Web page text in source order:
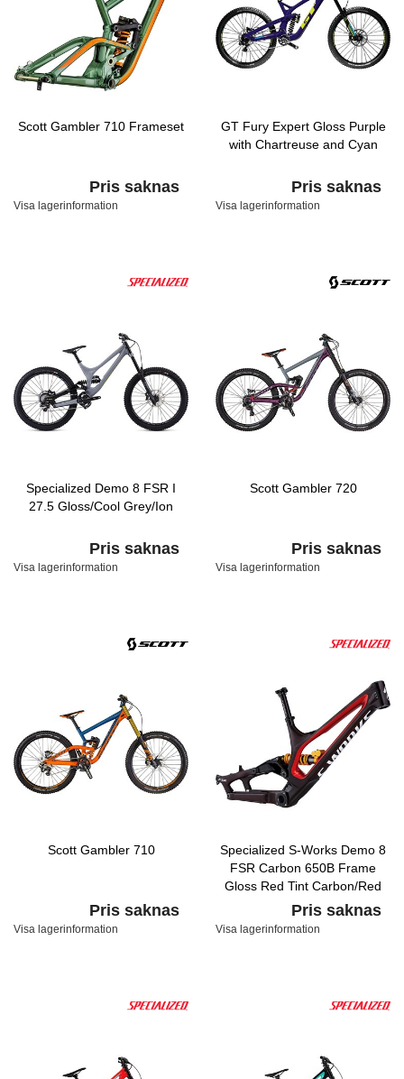
Scott Gambler 710 Frameset
Pris saknas
Visa lagerinformation
GT Fury Expert Gloss Purple
with Chartreuse and Cyan
Pris saknas
Visa lagerinformation
Specialized Demo 8 FSR I
27.5 Gloss/Cool Grey/Ion
Pris saknas
Visa lagerinformation
Scott Gambler 720
Pris saknas
Visa lagerinformation
Scott Gambler 710
Pris saknas
Visa lagerinformation
Specialized S-Works Demo 8
FSR Carbon 650B Frame
Gloss Red Tint Carbon/Red
Flake/Flake Silver
Pris saknas
Visa lagerinformation